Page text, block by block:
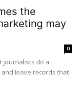
the
may
0
journalists do a
leave records that